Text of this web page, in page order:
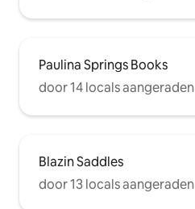
Paulina Springs Books
door 14 locals aangeraden
Blazin Saddles
door 13 locals aangeraden